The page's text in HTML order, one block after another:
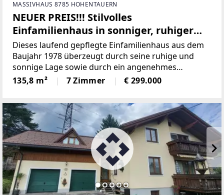
MASSIVHAUS 8785 HOHENTAUERN
NEUER PREIS!!! Stilvolles
Einfamilienhaus in sonniger, ruhiger
Lage!
Dieses laufend gepflegte Einfamilienhaus aus dem
Baujahr 1978 überzeugt durch seine ruhige und
sonnige Lage sowie durch ein angenehmes
Wohnambiente mit viel Potenzial zum Wohlfühlen.
Auf einem ca. 791 m² großen Grundstück gelegen,
135,8 m² 7 Zimmer € 299.000